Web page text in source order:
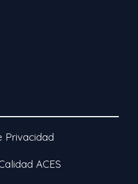
Privacidad
ACES